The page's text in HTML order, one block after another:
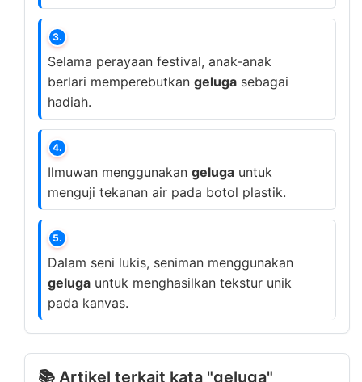
3.
Selama perayaan festival, anak-anak
berlari memperebutkan geluga sebagai
hadiah.
4.
Ilmuwan menggunakan geluga untuk
menguji tekanan air pada botol plastik.
5.
Dalam seni lukis, seniman menggunakan
geluga untuk menghasilkan tekstur unik
pada kanvas.
📚 Artikel terkait kata "geluga"